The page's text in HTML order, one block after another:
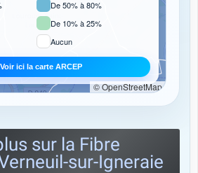
De 50% à 80%
De 10% à 25%
Aucun
Voir ici la carte ARCEP
© OpenStreetMap
sur la Fibre
sur-Igneraie